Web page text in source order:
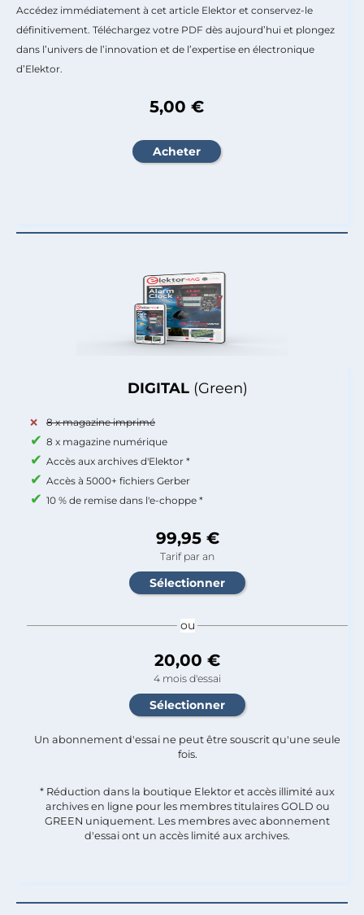
DIGITAL (Green)
8 x magazine imprimé
8 x magazine numérique
Accès aux archives d'Elektor *
Accès à 5000+ fichiers Gerber
10 % de remise dans l'e-choppe *
99,95 €
Tarif par an
ou
20,00 €
4 mois d'essai
Un abonnement d'essai ne peut être souscrit qu'une seule
fois.​
* Réduction dans la boutique Elektor et accès illimité aux
archives en ligne pour les membres titulaires GOLD ou
GREEN uniquement. Les membres avec abonnement
d'essai ont un accès limité aux archives.
Accédez immédiatement à cet article Elektor et conservez-le
définitivement. Téléchargez votre PDF dès aujourd’hui et plongez
dans l’univers de l’innovation et de l’expertise en électronique
d’Elektor.
5,00 €